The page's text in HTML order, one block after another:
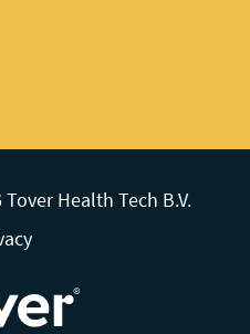
Health Tech B.V.